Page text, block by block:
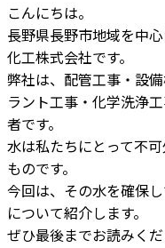
こんにちは。
長野県長野市地域を中
化工株式会社です。
弊社は、配管工事・設
ラント工事・化学洗浄
者です。
水は私たちにとって不
ものです。
今回は、その水を確保
について紹介します。
ぜひ最後までお読みくだ